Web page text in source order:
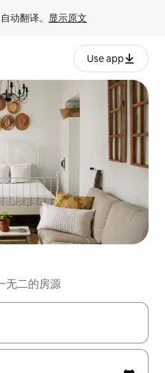
动翻译。 显示原文
Use app
无二的房源
向键查看，或通过点击或滑动手势